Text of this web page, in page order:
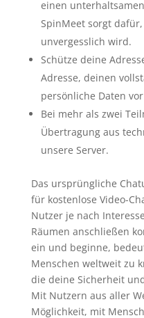
einen
SpinMeet sorgt
unvergesslich wird.
Schütze deine
Adresse, deinen
persönliche Daten
Bei mehr als zwei
Übertragung aus
unsere Server.
Das ursprüngliche
für kostenlose Video-
Nutzer je nach
Räumen anschließen
ein und beginne,
Menschen weltweit zu
die deine Sicherheit
Mit Nutzern aus aller
Möglichkeit, mit